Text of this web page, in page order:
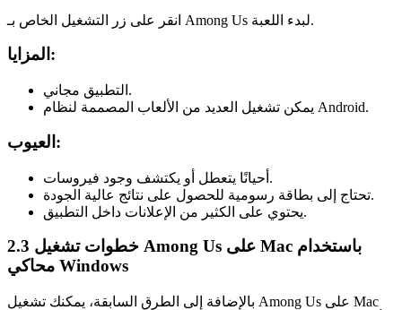
انقر على زر التشغيل الخاص بـ Among Us لبدء اللعبة.
المزايا:
التطبيق مجاني.
يمكن تشغيل العديد من الألعاب المصممة لنظام Android.
العيوب:
أحيانًا يتعطل أو يكتشف وجود فيروسات.
تحتاج إلى بطاقة رسومية للحصول على نتائج عالية الجودة.
يحتوي على الكثير من الإعلانات داخل التطبيق.
2.3 خطوات تشغيل Among Us على Mac باستخدام
محاكي Windows
بالإضافة إلى الطرق السابقة، يمكنك تشغيل Among Us على Mac